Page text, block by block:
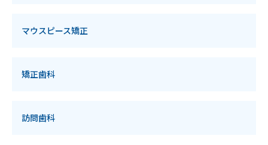
マウスピース矯正
矯正歯科
訪問歯科